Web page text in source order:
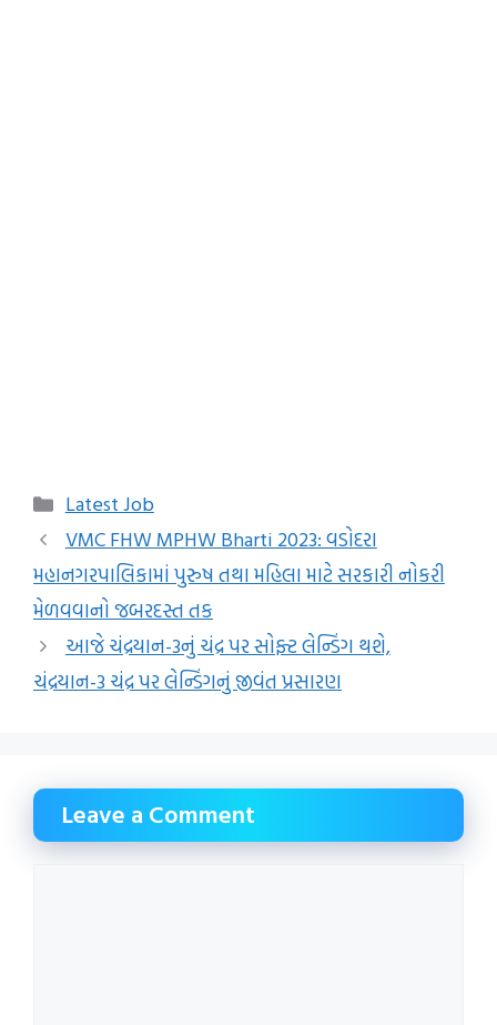
Categories
Latest Job
VMC FHW MPHW Bharti 2023: વડોદરા
મહાનગરપાલિકામાં પુરુષ તથા મહિલા માટે સરકારી નોકરી
મેળવવાનો જબરદસ્ત તક
આજે ચંદ્રયાન-3નું ચંદ્ર પર સોફ્ટ લેન્ડિંગ થશે,
ચંદ્રયાન-3 ચંદ્ર પર લેન્ડિંગનું જીવંત પ્રસારણ
Leave a Comment